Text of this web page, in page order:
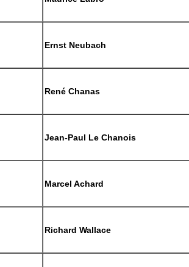
Ernst Neubach
René Chanas
Jean-Paul Le Chanois
Marcel Achard
Richard Wallace